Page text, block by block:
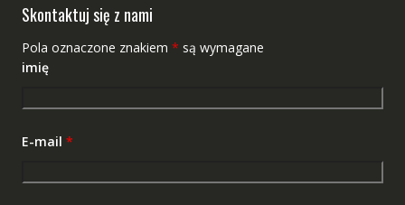
Skontaktuj się z nami
Pola oznaczone znakiem * są wymagane
imię
E-mail *